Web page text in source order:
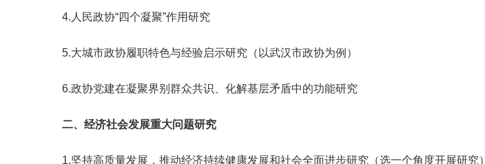
4. 人民政协“四个凝聚”作用研究
5.大城市政协履职特色与经验启示研究（以武汉市政协为例）
6.政协党建在凝聚界别群众共识、化解基层矛盾中的功能研究
二、经济社会发展重大问题研究
1.坚持高质量发展，推动经济持续健康发展和社会全面进步研究（选一个角度开展研究）